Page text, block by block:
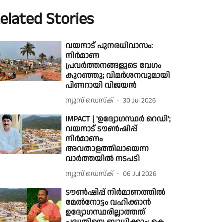
Stories
വയനാട് പുനരധിവാസം:
നിർമാണ
പ്രവർത്തനങ്ങളുടെ വേഗം
കുറഞ്ഞു; വിമർശനവുമായി
പിണറായി വിജയന്‍
ന്യൂസ് ഡെസ്ക് 30 Jul 2026
IMPACT | 'ഉദ്യോഗസ്ഥർ റെഡി';
വയനാട് ടൗൺഷിപ്പ്
നിർമാണം
അവതാളത്തിലായെന്ന
വാർത്തയിൽ നടപടി
ന്യൂസ് ഡെസ്ക് 06 Jul 2026
ടൗൺഷിപ്പ് നിർമാണത്തിൽ
മേൽനോട്ടം വഹിക്കാൻ
ഉദ്യോഗസ്ഥരില്ലാത്തത്